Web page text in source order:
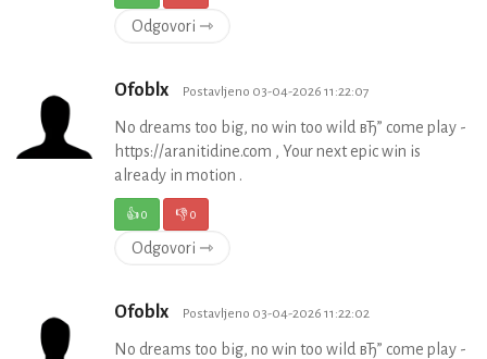
Odgovori ⇾
Ofoblx Postavljeno 03-04-2026 11:22:07
No dreams too big, no win too wild вЂ” come play -
https://aranitidine.com , Your next epic win is
already in motion .
👍0 👎0
Odgovori ⇾
Ofoblx Postavljeno 03-04-2026 11:22:02
No dreams too big, no win too wild вЂ” come play -